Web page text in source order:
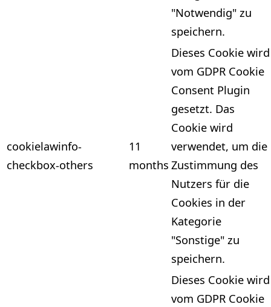
"Notwendig" zu
speichern.
cookielawinfo-
checkbox-others
11
months
Dieses Cookie wird
vom GDPR Cookie
Consent Plugin
gesetzt. Das
Cookie wird
verwendet, um die
Zustimmung des
Nutzers für die
Cookies in der
Kategorie
"Sonstige" zu
speichern.
Dieses Cookie wird
vom GDPR Cookie